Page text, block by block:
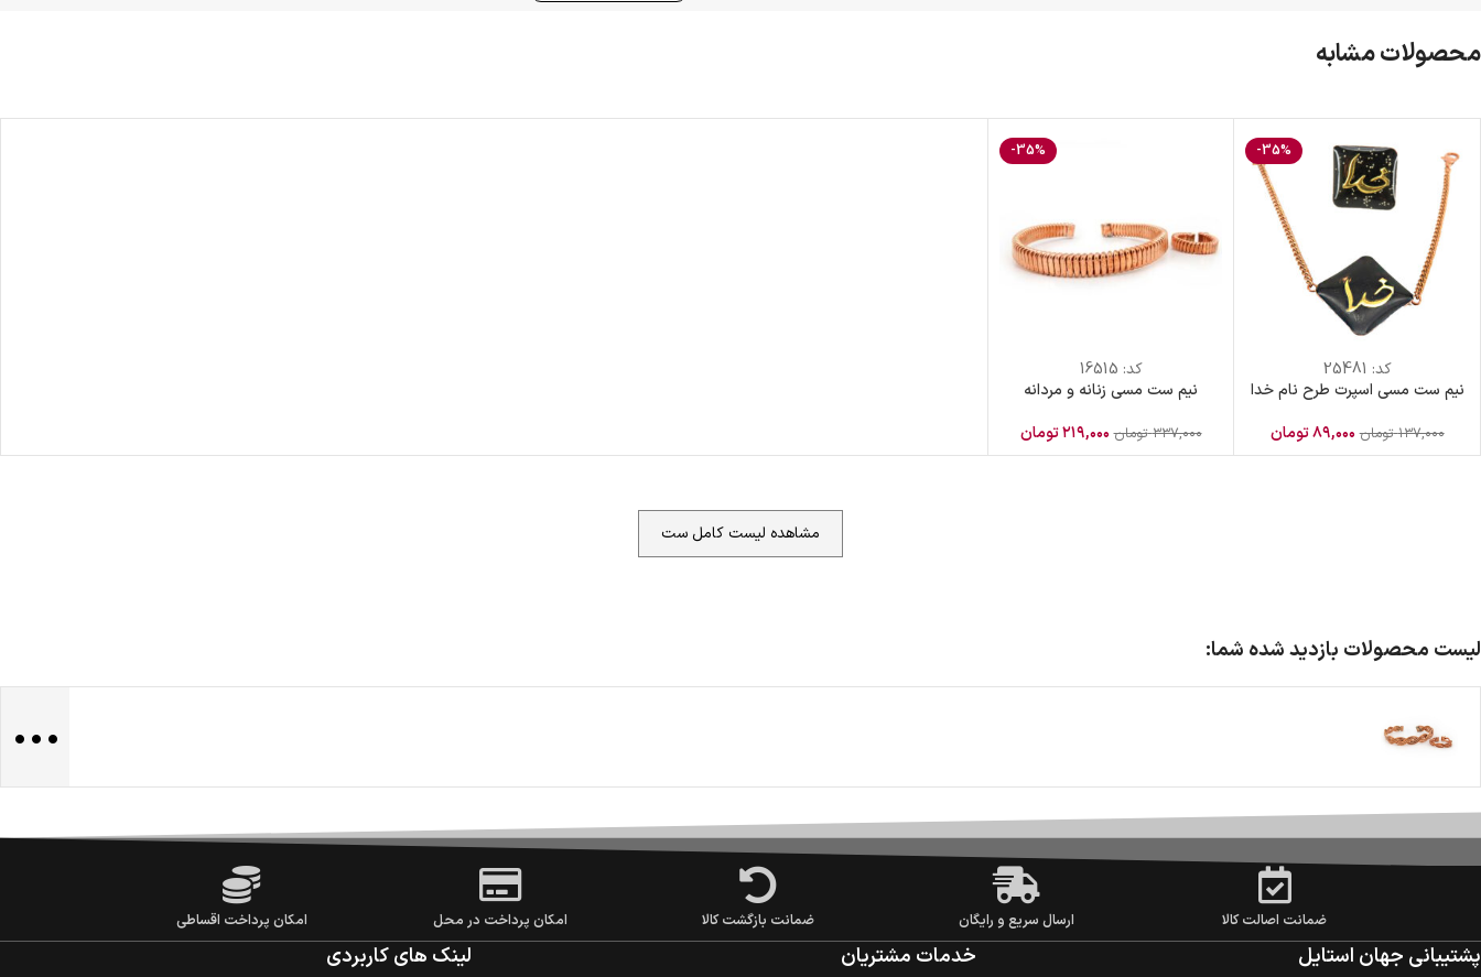
محصولات مشابه
-35%
کد: 25481
نیم ست مسی اسپرت طرح نام خدا
۱۳۷,۰۰۰ تومان ۸۹,۰۰۰تومان
-35%
کد: 16515
نیم ست مسی زنانه و مردانه
۳۳۷,۰۰۰ تومان ۲۱۹,۰۰۰تومان
مشاهده لیست کامل ست
لیست محصولات بازدید شده شما:
...
ضمانت اصالت کالا ارسال سریع و رایگان ضمانت بازگشت کالا امکان پرداخت در محل امکان پرداخت اقساطی
پشتیبانی جهان استایل خدمات مشتریان لینک های کاربردی